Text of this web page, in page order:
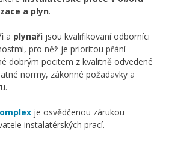
a plyn.
a plynaři jsou kvalifikovaní odborníci
pro něž je prioritou přání
dobrým pocitem z kvalitně odvedené
normy, zákonné požadavky a
je osvědčenou zárukou
instalatérských prací.